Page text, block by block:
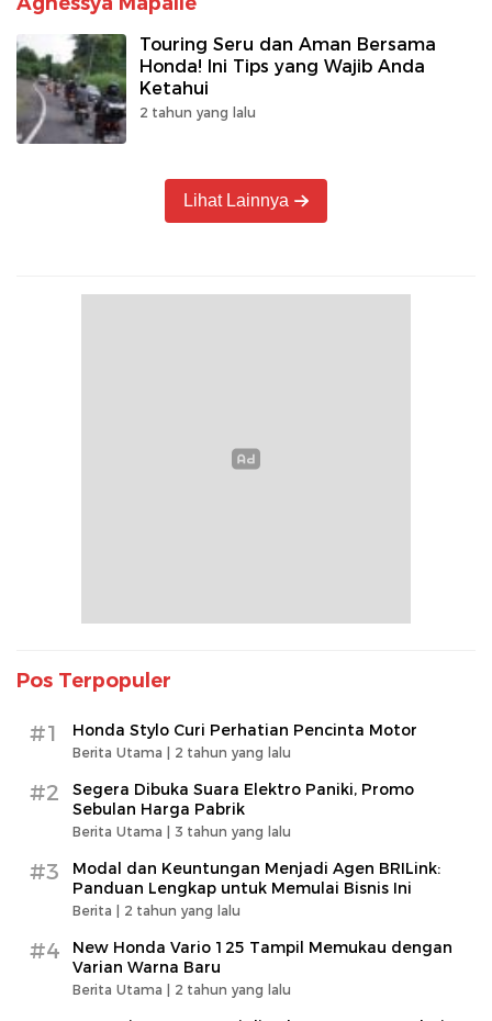
Touring Seru dan Aman Bersama
Honda! Ini Tips yang Wajib Anda
Ketahui
2 tahun yang lalu
Lihat Lainnya
Pos Terpopuler
#1 Honda Stylo Curi Perhatian Pencinta Motor
Berita Utama | 2 tahun yang lalu
#2
Segera Dibuka Suara Elektro Paniki, Promo
Sebulan Harga Pabrik
Berita Utama | 3 tahun yang lalu
#3
Modal dan Keuntungan Menjadi Agen BRILink:
Panduan Lengkap untuk Memulai Bisnis Ini
Berita | 2 tahun yang lalu
#4
New Honda Vario 125 Tampil Memukau dengan
Varian Warna Baru
Berita Utama | 2 tahun yang lalu